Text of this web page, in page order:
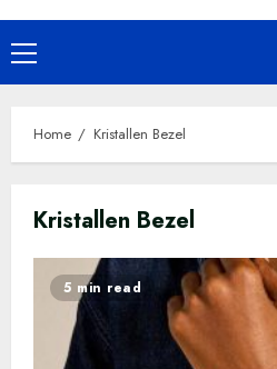
Primary
Menu
Home Kristallen Bezel
Kristallen Bezel
5 min read